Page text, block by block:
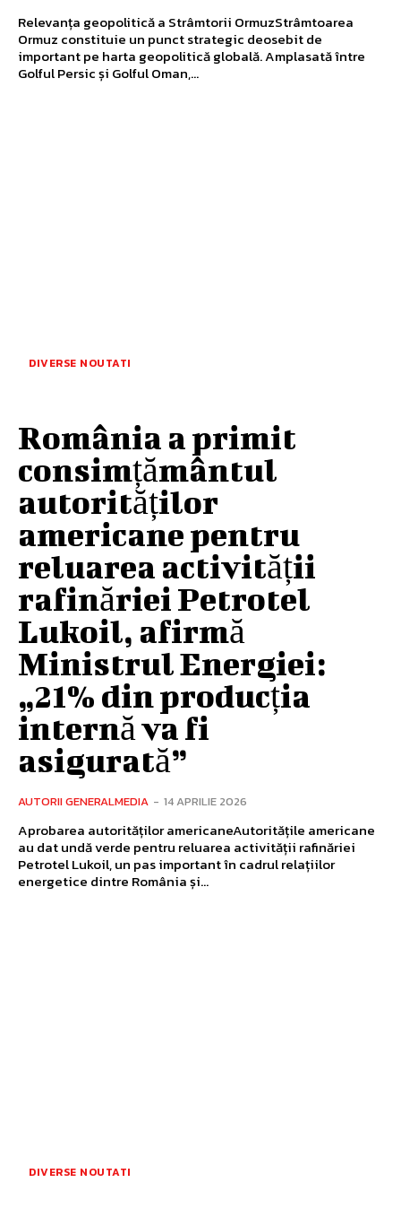
Relevanța geopolitică a Strâmtorii OrmuzStrâmtoarea
Ormuz constituie un punct strategic deosebit de
important pe harta geopolitică globală. Amplasată între
Golful Persic și Golful Oman,...
DIVERSE NOUTATI
România a primit
consimțământul
autorităților
americane pentru
reluarea activității
rafinăriei Petrotel
Lukoil, afirmă
Ministrul Energiei:
„21% din producția
internă va fi
asigurată”
AUTORII GENERALMEDIA - 14 APRILIE 2026
Aprobarea autorităților americaneAutoritățile americane
au dat undă verde pentru reluarea activității rafinăriei
Petrotel Lukoil, un pas important în cadrul relațiilor
energetice dintre România și...
DIVERSE NOUTATI